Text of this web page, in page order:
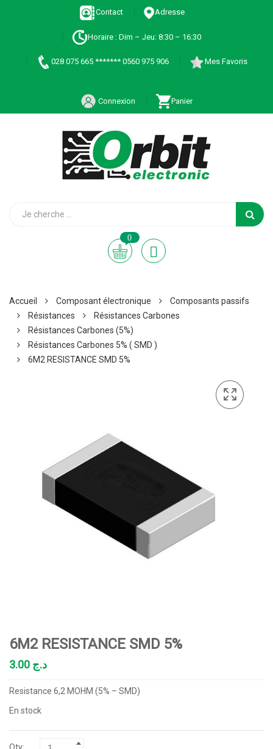
Contact Adresse
Horaire : Dim – Jeu: 8:30 – 16:30
028 075 665 ******* 0560 975 906 Mes Favoris
Connexion Panier
0
Accueil Composant électronique
Composants passifs
Résistances
Résistances Carbones
Résistances Carbones (5%)
Résistances Carbones 5% ( SMD )
6M2 RESISTANCE SMD 5%
6M2 RESISTANCE SMD 5%
د.ج
Resistance 6,2 MOHM (5% – SMD)
En stock